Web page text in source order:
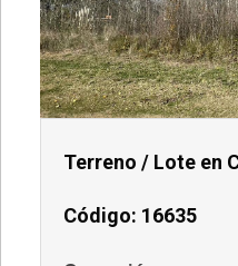
Terreno / Lote en
Código: 16635